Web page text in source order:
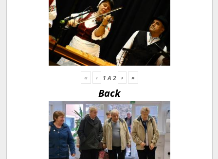
« ‹ 1A2 › »
Back